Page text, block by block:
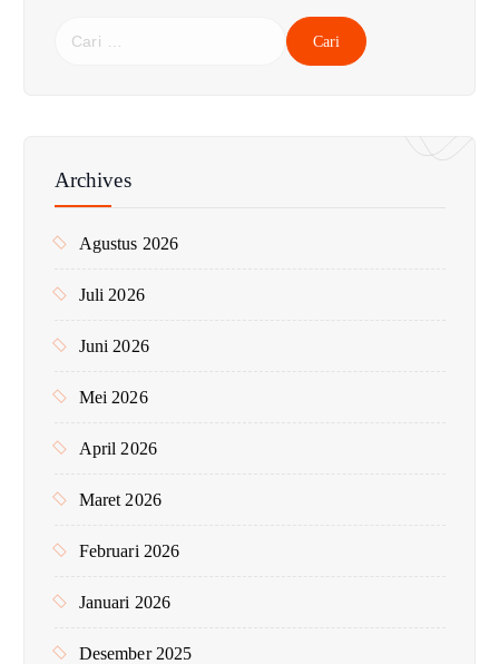
n
k
Archives
Agustus 2026
Juli 2026
Juni 2026
Mei 2026
April 2026
Maret 2026
Februari 2026
Januari 2026
Desember 2025